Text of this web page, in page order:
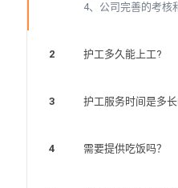
4、公司完善的考核
2 护工多久能上工?
3 护工服务时间是多长
4 需要提供吃饭吗？